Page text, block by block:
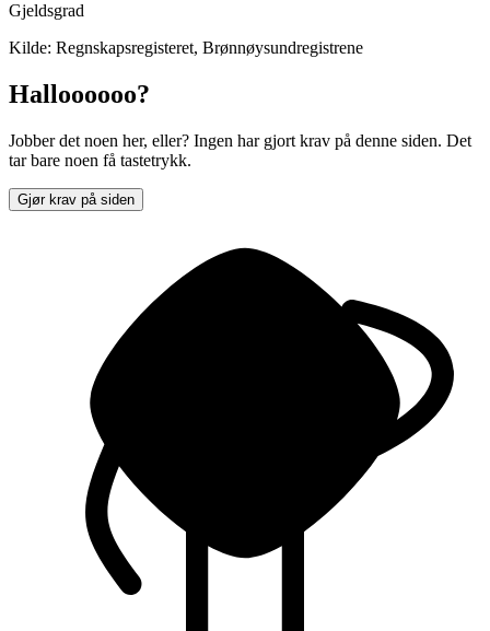
Gjeldsgrad
Kilde: Regnskapsregisteret, Brønnøysundregistrene
Halloooooo?
Jobber det noen her, eller? Ingen har gjort krav på denne siden. Det
tar bare noen få tastetrykk.
Gjør krav på siden